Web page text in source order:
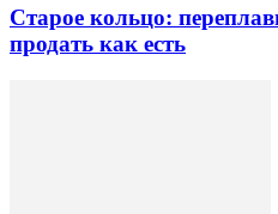
Старое кольцо:
продать как есть